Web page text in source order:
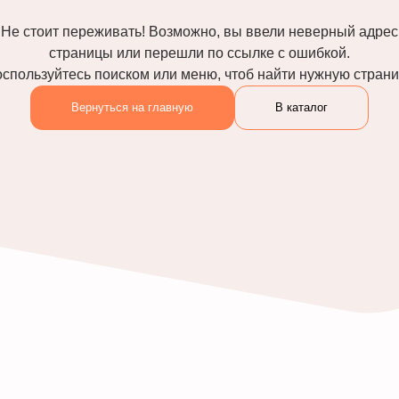
Не стоит переживать! Возможно, вы ввели неверный адрес
страницы или перешли по ссылке с ошибкой.
поиском или меню, чтоб найти нужную
Вернуться на главную В каталог